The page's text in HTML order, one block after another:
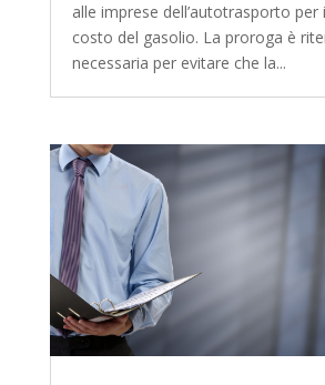
alle imprese dell’autotrasporto per
costo del gasolio. La proroga è
necessaria per evitare che la...